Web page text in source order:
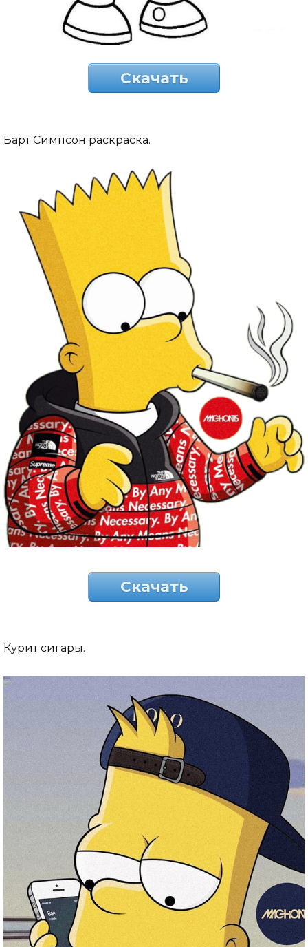
Скачать
Барт Симпсон раскраска.
Скачать
Курит сигары.